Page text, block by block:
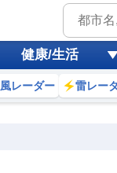
健康/生活
風レーダー 雷レー